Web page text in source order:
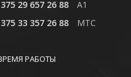
29 657 26 88
A1
33 357 26 88
MTC
РАБОТЫ